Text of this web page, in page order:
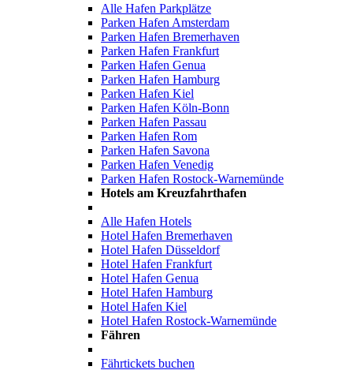
Alle Hafen Parkplätze
Parken Hafen Amsterdam
Parken Hafen Bremerhaven
Parken Hafen Frankfurt
Parken Hafen Genua
Parken Hafen Hamburg
Parken Hafen Kiel
Parken Hafen Köln-Bonn
Parken Hafen Passau
Parken Hafen Rom
Parken Hafen Savona
Parken Hafen Venedig
Parken Hafen Rostock-Warnemünde
Hotels am Kreuzfahrthafen
Alle Hafen Hotels
Hotel Hafen Bremerhaven
Hotel Hafen Düsseldorf
Hotel Hafen Frankfurt
Hotel Hafen Genua
Hotel Hafen Hamburg
Hotel Hafen Kiel
Hotel Hafen Rostock-Warnemünde
Fähren
Fährtickets buchen